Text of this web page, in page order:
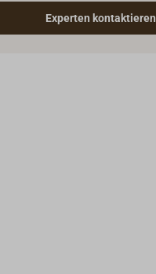
Experten kontaktieren